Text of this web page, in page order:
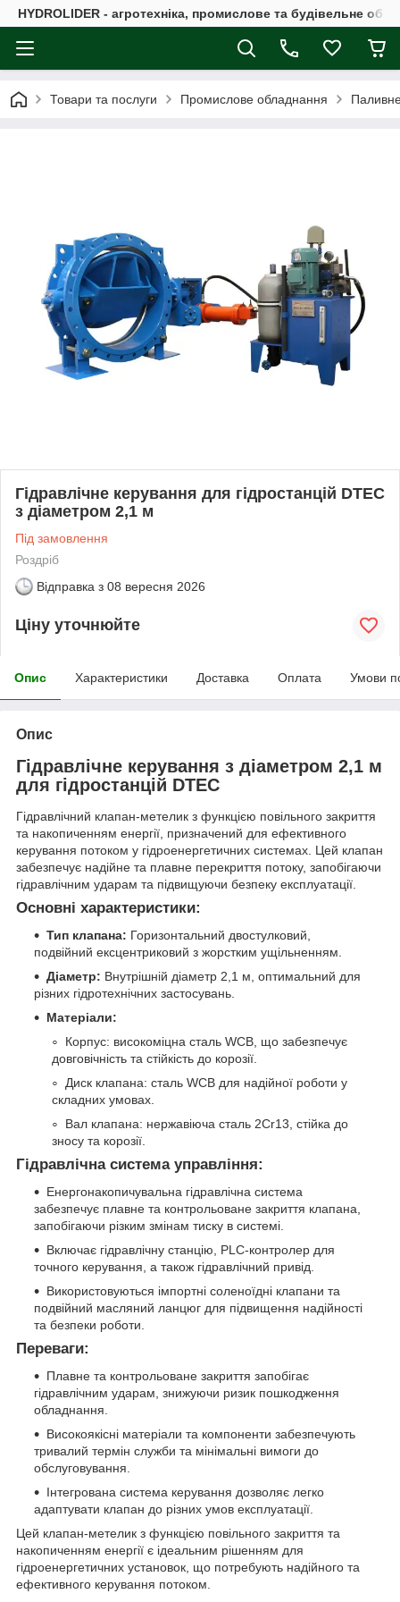
HYDROLIDER - агротехніка, промислове та будівельне
Товари та послуги Промислове обладнання
Гідравлічне керування для гідростанцій DTEC
з діаметром 2,1 м
Під замовлення
Роздріб
Відправка з 08 вересня 2026
Ціну уточнюйте
Опис Характеристики Доставка Оплата Умови
Опис
Гідравлічне керування з діаметром 2,1 м
для гідростанцій DTEC
Гідравлічний клапан-метелик з функцією повільного закриття
та накопиченням енергії, призначений для ефективного
керування потоком у гідроенергетичних системах. Цей клапан
забезпечує надійне та плавне перекриття потоку, запобігаючи
гідравлічним ударам та підвищуючи безпеку експлуатації.
Основні характеристики:
Тип клапана: Горизонтальний двостулковий,
подвійний ексцентриковий з жорстким ущільненням.
Діаметр: Внутрішній діаметр 2,1 м, оптимальний для
різних гідротехнічних застосувань.
Матеріали:
Корпус: високоміцна сталь WCB, що забезпечує
довговічність та стійкість до корозії.
Диск клапана: сталь WCB для надійної роботи у
складних умовах.
Вал клапана: нержавіюча сталь 2Cr13, стійка до
зносу та корозії.
Гідравлічна система управління:
Енергонакопичувальна гідравлічна система
забезпечує плавне та контрольоване закриття клапана,
запобігаючи різким змінам тиску в системі.
Включає гідравлічну станцію, PLC-контролер для
точного керування, а також гідравлічний привід.
Використовуються імпортні соленоїдні клапани та
подвійний масляний ланцюг для підвищення надійності
та безпеки роботи.
Переваги:
Плавне та контрольоване закриття запобігає
гідравлічним ударам, знижуючи ризик пошкодження
обладнання.
Високоякісні матеріали та компоненти забезпечують
тривалий термін служби та мінімальні вимоги до
обслуговування.
Інтегрована система керування дозволяє легко
адаптувати клапан до різних умов експлуатації.
Цей клапан-метелик з функцією повільного закриття та
накопиченням енергії є ідеальним рішенням для
гідроенергетичних установок, що потребують надійного та
ефективного керування потоком.